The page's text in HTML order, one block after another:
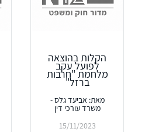
הקלות בהוצאה
לפועל עקב
מלחמת "חרבות
ברזל"
מאת: אביעד גלס -
משרד עורכי דין
15/11/2023